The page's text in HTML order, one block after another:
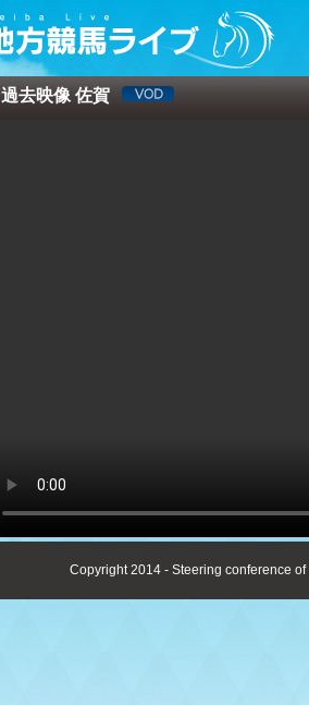
過去映像 佐賀
Copyright 2014 - Steering conference